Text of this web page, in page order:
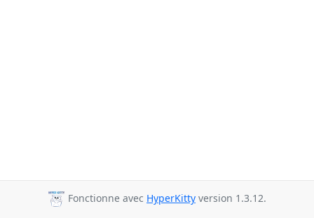
Fonctionne avec HyperKitty version 1.3.12.